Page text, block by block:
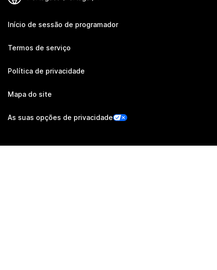
Início de sessão de programador
Termos de serviço
Política de privacidade
Mapa do site
As suas opções de privacidade